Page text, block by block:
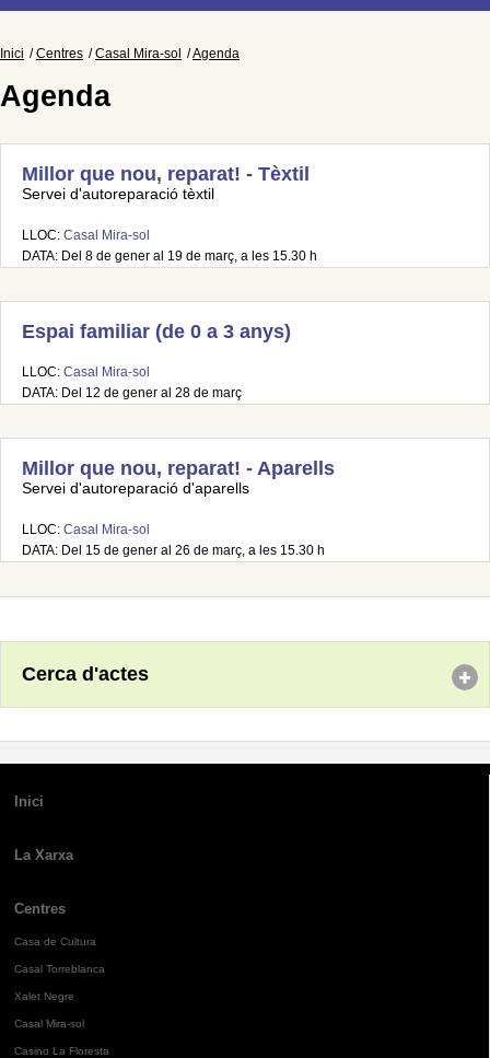
Inici Centres Casal Mira-sol Agenda
Agenda
Millor que nou, reparat! - Tèxtil
Servei d'autoreparació tèxtil
LLOC: Casal Mira-sol
DATA: Del 8 de gener al 19 de març, a les 15.30 h
Espai familiar (de 0 a 3 anys)
LLOC: Casal Mira-sol
DATA: Del 12 de gener al 28 de març
Millor que nou, reparat! - Aparells
Servei d'autoreparació d'aparells
LLOC: Casal Mira-sol
DATA: Del 15 de gener al 26 de març, a les 15.30 h
Cerca d'actes
Inici
La Xarxa
Centres
Casa de Cultura
Casal Torreblanca
Xalet Negre
Casal Mira-sol
Casino La Floresta